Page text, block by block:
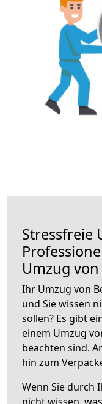
Stressfreie
Umzug
Ihr Umzug von
und Sie wissen
sollen? Es gibt
einem Umzug
beachten sind.
hin zum
Wenn Sie durch